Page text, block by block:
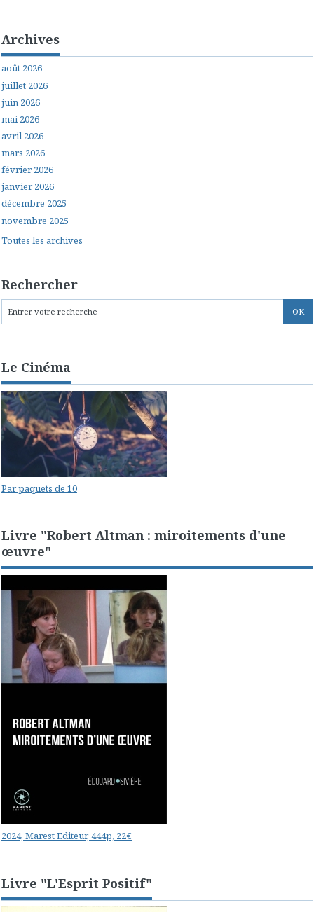
Archives
août 2026
juillet 2026
juin 2026
mai 2026
avril 2026
mars 2026
février 2026
janvier 2026
décembre 2025
novembre 2025
Toutes les archives
Rechercher
Le Cinéma
Par paquets de 10
Livre "Robert Altman : miroitements d'une
œuvre"
2024, Marest Editeur, 444p, 22€
Livre "L'Esprit Positif"